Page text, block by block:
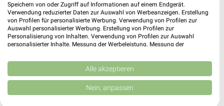
Speichern von oder Zugriff auf Informationen auf einem Endgerät.
Verwendung reduzierter Daten zur Auswahl von Werbeanzeigen. Erstellung
von Profilen für personalisierte Werbung. Verwendung von Profilen zur
Auswahl personalisierter Werbung. Erstellung von Profilen zur
Personalisierung von Inhalten. Verwendung von Profilen zur Auswahl
personalisierter Inhalte. Messung der Werbeleistung. Messung der
Kombinationen von Daten aus verschiedenen Quellen. Entwicklung und
Verbesserung der Angebote. Verwendung reduzierter Daten zur Auswahl
von Inhalten.
Daten können außerhalb der Europäischen Union weitergegeben und in die
Alle akzeptieren
Nein, anpassen